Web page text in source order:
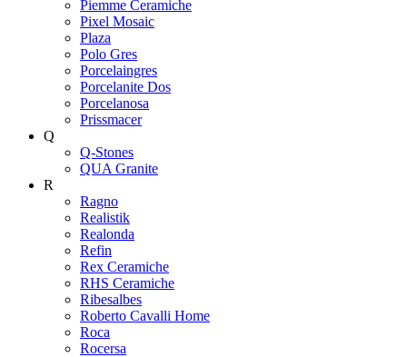
Piemme Ceramiche
Pixel Mosaic
Plaza
Polo Gres
Porcelaingres
Porcelanite Dos
Porcelanosa
Prissmacer
Q
Q-Stones
QUA Granite
R
Ragno
Realistik
Realonda
Refin
Rex Ceramiche
RHS Ceramiche
Ribesalbes
Roberto Cavalli Home
Roca
Rocersa